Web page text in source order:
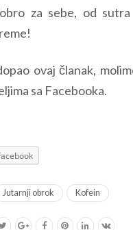
za sebe, od
ovaj članak,
sa Facebooka.
Jutarnji obrok Kofein